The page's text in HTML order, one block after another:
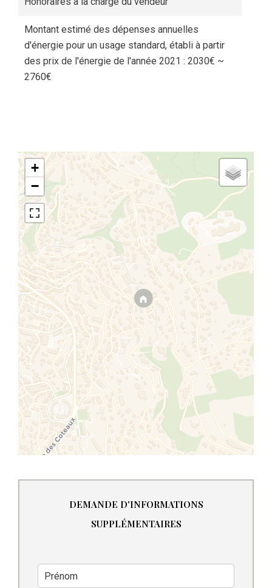
Montant estimé des dépenses annuelles
d'énergie pour un usage standard, établi à partir
des prix de l'énergie de l'année 2021 : 2030€ ~
2760€
+
−
DEMANDE D'INFORMATIONS
SUPPLÉMENTAIRES